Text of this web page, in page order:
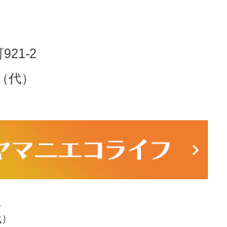
921-2
（代）